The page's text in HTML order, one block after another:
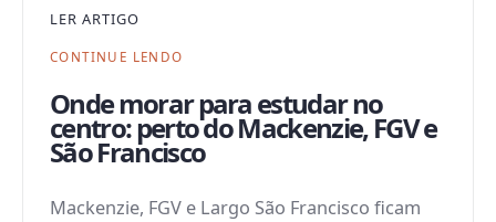
LER ARTIGO
CONTINUE LENDO
Onde morar para estudar no
centro: perto do Mackenzie, FGV e
São Francisco
Mackenzie, FGV e Largo São Francisco ficam